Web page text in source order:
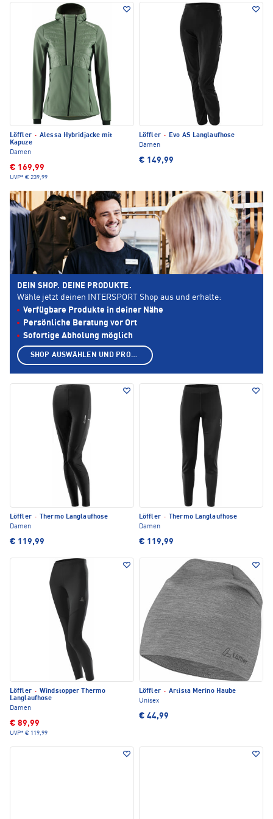
Löffler · Alessa Hybridjacke mit
Kapuze
Damen
€ 169,99
UVP* € 239,99
Löffler ·
Evo AS Langlaufhose
Damen
€ 149,99
Löffler ·
Thermo Langlaufhose
Damen
€ 119,99
Löffler ·
Thermo Langlaufhose
Damen
€ 119,99
Löffler · Windstopper Thermo
Langlaufhose
Damen
€ 89,99
UVP* € 119,99
Löffler · Artista Merino Haube
Unisex
€ 44,99
DEIN SHOP. DEINE PRODUKTE.
Wähle jetzt deinen INTERSPORT Shop aus und erhalte:
Verfügbare Produkte in deiner Nähe
Persönliche Beratung vor Ort
Sofortige Abholung möglich
SHOP AUSWÄHLEN UND PRODUKTE ANZEIGEN